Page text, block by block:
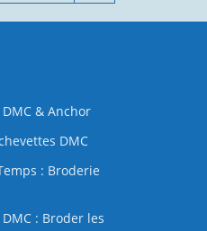
& Anchor
DMC
: Broderie
: Broder les